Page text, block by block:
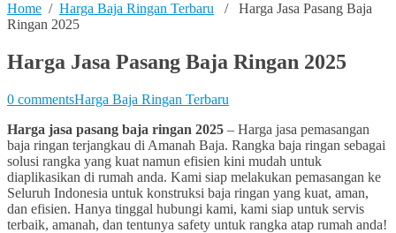
Home / Harga Baja Ringan Terbaru / Harga Jasa Pasang Baja
Ringan 2025
Harga Jasa Pasang Baja Ringan 2025
0 commentsHarga Baja Ringan Terbaru
Harga jasa pasang baja ringan 2025 – Harga jasa pemasangan
baja ringan terjangkau di Amanah Baja. Rangka baja ringan sebagai
solusi rangka yang kuat namun efisien kini mudah untuk
diaplikasikan di rumah anda. Kami siap melakukan pemasangan ke
Seluruh Indonesia untuk konstruksi baja ringan yang kuat, aman,
dan efisien. Hanya tinggal hubungi kami, kami siap untuk servis
terbaik, amanah, dan tentunya safety untuk rangka atap rumah anda!